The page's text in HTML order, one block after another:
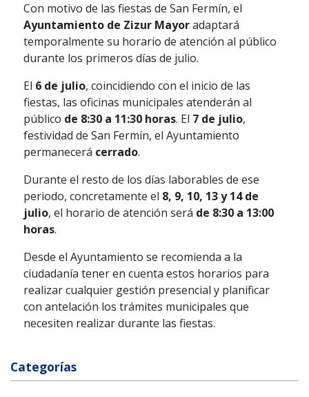
Con motivo de las fiestas de San Fermín, el
Ayuntamiento de Zizur Mayoradaptará
temporalmente su horario de atención al público
durante los primeros días de julio.
El 6 de julio, coincidiendo con el inicio de las
fiestas, las oficinas municipales atenderán al
público de 8:30 a 11:30 horas. El 7 de julio,
festividad de San Fermín, el Ayuntamiento
permanecerá cerrado.
Durante el resto de los días laborables de ese
periodo, concretamente el 8, 9, 10, 13 y 14 de
julio, el horario de atención será de 8:30 a 13:00
horas.
Desde el Ayuntamiento se recomienda a la
ciudadanía tener en cuenta estos horarios para
realizar cualquier gestión presencial y planificar
con antelación los trámites municipales que
necesiten realizar durante las fiestas.
Categorías